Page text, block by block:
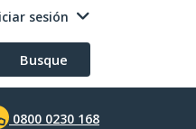
sesión
Busque
0800 0230 168